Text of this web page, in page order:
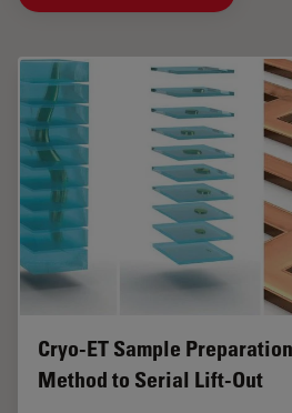
Cryo-ET Sample
Method to Serial Lift-Out